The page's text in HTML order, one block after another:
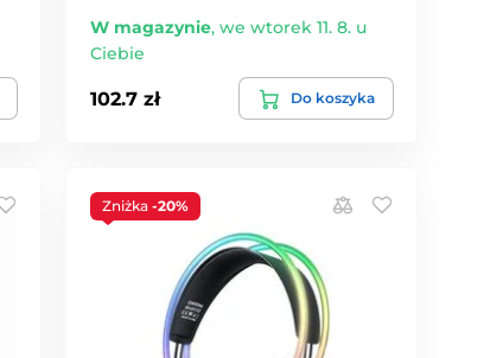
W magazynie,we wtorek 11. 8. u
Ciebie
102.7 zł Do koszyka
Zniżka-20%